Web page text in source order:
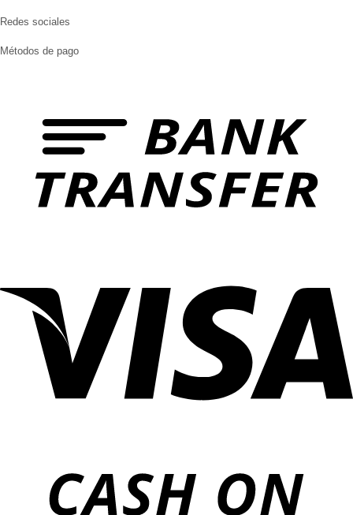
Redes sociales
Métodos de pago